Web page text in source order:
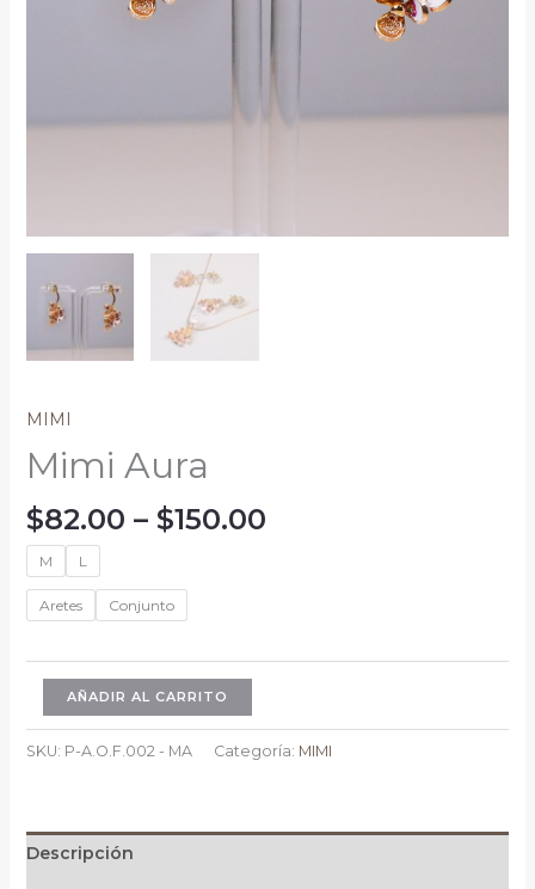
MIMI
Mimi Aura
$82.00 – $150.00Price
M L
Aretes Conjunto
Aura
cantidad
AÑADIR AL CARRITO
SKU: P-A.O.F.002 - MA Categoría: MIMI
Descripción